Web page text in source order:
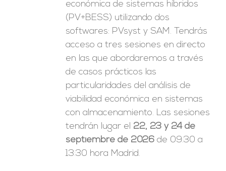
económica de sistemas híbridos
(PV+BESS) utilizando dos
softwares: PVsyst y SAM. Tendrás
acceso a tres sesiones en directo
en las que abordaremos a través
de casos prácticos las
particularidades del análisis de
viabilidad económica en sistemas
con almacenamiento. Las sesiones
tendrán lugar el 22, 23 y 24 de
septiembre de 2026 de 09:30 a
13:30 hora Madrid.